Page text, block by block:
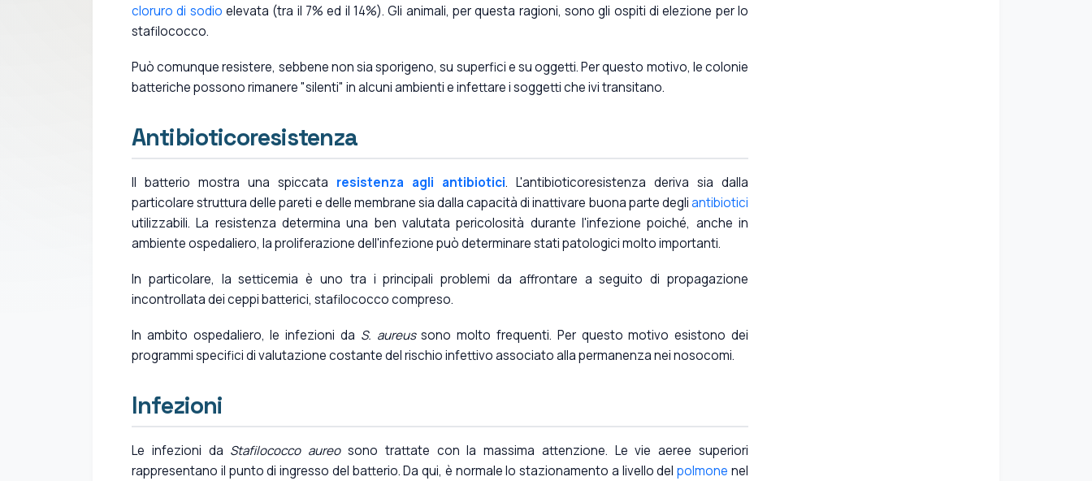
cloruro di sodio elevata (tra il 7% ed il 14%). Gli animali, per questa ragioni, sono gli ospiti di elezione per lo
stafilococco.
Può comunque resistere, sebbene non sia sporigeno, su superfici e su oggetti. Per questo motivo, le colonie
batteriche possono rimanere "silenti" in alcuni ambienti e infettare i soggetti che ivi transitano.
Antibioticoresistenza
Il batterio mostra una spiccata resistenza agli antibiotici. L'antibioticoresistenza deriva sia dalla
particolare struttura delle pareti e delle membrane sia dalla capacità di inattivare buona parte degliantibiotici
utilizzabili. La resistenza determina una ben valutata pericolosità durante l'infezione poiché, anche in
ambiente ospedaliero, la proliferazione dell'infezione può determinare stati patologici molto importanti.
In particolare, la setticemia è uno tra i principali problemi da affrontare a seguito di propagazione
incontrollata dei ceppi batterici, stafilococco compreso.
In ambito ospedaliero, le infezioni da S. aureussono molto frequenti. Per questo motivo esistono dei
programmi specifici di valutazione costante del rischio infettivo associato alla permanenza nei nosocomi.
Infezioni
Le infezioni da Stafilococco aureosono trattate con la massima attenzione. Le vie aeree superiori
rappresentano il punto di ingresso del batterio. Da qui, è normale lo stazionamento a livello delpolmone nel